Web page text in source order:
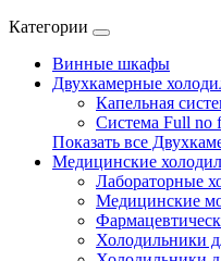
Категории
Винные шкафы
Двухкамерные
Капельная
Система Full no
Показать все
Медицинские
Лабораторные
Медицинские
Холодильники